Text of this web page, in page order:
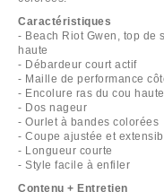
Caractéristiques
- Beach Riot Gwen, top de
haute
- Débardeur court actif
- Maille de performance
- Encolure ras du cou
- Dos nageur
- Ourlet à bandes colorées
- Coupe ajustée et
- Longueur courte
- Style facile à enfiler
Contenu + Entretien